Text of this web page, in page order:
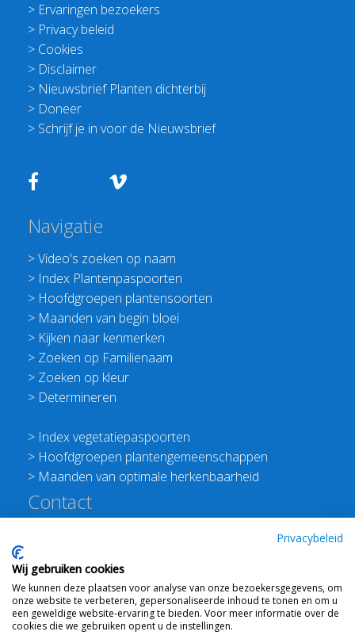
> Ervaringen bezoekers
> Privacy beleid
> Cookies
> Disclaimer
> Nieuwsbrief Planten dichterbij
> Doneer
> Schrijf je in voor de Nieuwsbrief
Navigatie
>Video's zoeken op naam
> Index Plantenpaspoorten
> Hoofdgroepen plantensoorten
> Maanden van begin bloei
> Kijken naar kenmerken
> Zoeken op Familienaam
> Zoeken op kleur
> Determineren
> Index vegetatiepaspoorten
> Hoofdgroepen plantengemeenschappen
> Maanden van optimale herkenbaarheid
Contact
E:info@floravannederland.nl
Plein 1992 70F 6221JP Maastricht
T: 06 41237586
KVK: 76114821 btw: NL860512289B01
Privacybeleid
Wij gebruiken cookies
We kunnen deze plaatsen voor analyse van onze bezoekersgegevens, om
onze website te verbeteren, gepersonaliseerde inhoud te tonen en om u
een geweldige website-ervaring te bieden. Voor meer informatie over de
cookies die we gebruiken opent u de instellingen.